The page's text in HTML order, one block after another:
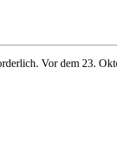
Vor dem 23.